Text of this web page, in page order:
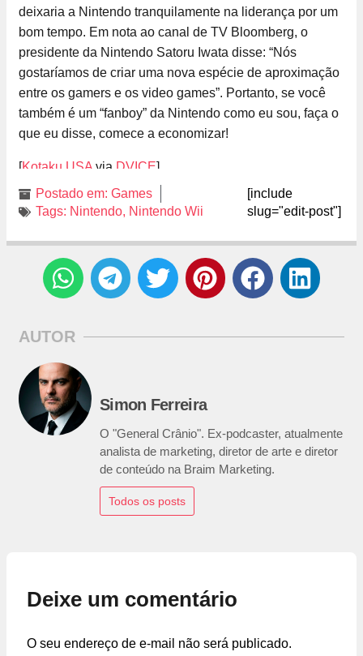
deixaria a Nintendo tranquilamente na liderança por um
bom tempo. Em nota ao canal de TV Bloomberg, o
presidente da Nintendo Satoru Iwata disse: “Nós
gostaríamos de criar uma nova espécie de aproximação
entre os gamers e os video games”. Portanto, se você
também é um “fanboy” da Nintendo como eu sou, faça o
que eu disse, comece a economizar!
[Kotaku USA via DVICE]
Postado em: Games
Tags: Nintendo, Nintendo Wii
[include
slug="edit-post"]
AUTOR
Simon Ferreira
O "General Crânio". Ex-podcaster, atualmente
analista de marketing, diretor de arte e diretor
de conteúdo na Braim Marketing.
Todos os posts
Deixe um comentário
O seu endereço de e-mail não será publicado.